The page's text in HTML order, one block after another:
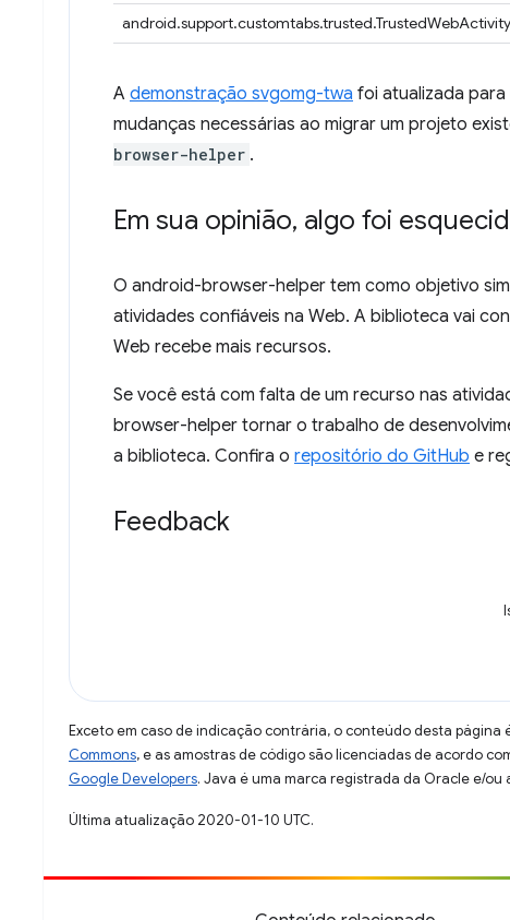
A demonstração svgomg-twa foi atualizada
mudanças necessárias ao migrar um projeto
browser-helper .
Em sua opinião, algo foi
O android-browser-helper tem como objetivo
atividades confiáveis na Web. A biblioteca vai
Web recebe mais recursos.
Se você está com falta de um recurso nas
browser-helper tornar o trabalho de
a biblioteca. Confira o repositório do GitHub e
Feedback
Exceto em caso de indicação contrária, o conteúdo desta página
Commons, e as amostras de código são licenciadas de acordo
Google Developers. Java é uma marca registrada da Oracle e/ou
Última atualização 2020-01-10 UTC.